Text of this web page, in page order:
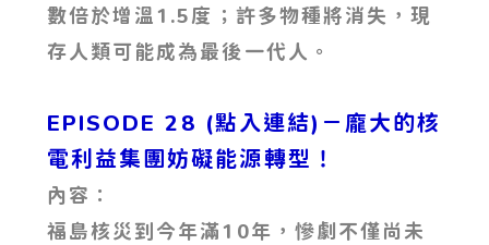
數倍於增溫1.5度；許多物種將消失，現
存人類可能成為最後一代人。
EPISODE 28 (點入連結)－龐大的核
電利益集團妨礙能源轉型！
內容：
福島核災到今年滿10年，慘劇不僅尚未